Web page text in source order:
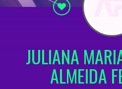
JULIANA
ALMEIDA